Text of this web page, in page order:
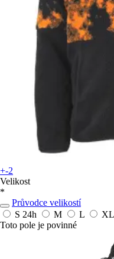
+-2
Velikost
*
Průvodce velikostí
S 24h M L XL
Toto pole je povinné